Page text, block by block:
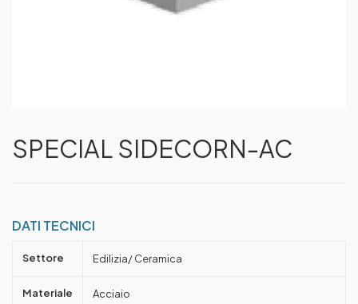
SPECIAL SIDECORN-AC
DATI TECNICI
Settore Edilizia/ Ceramica
Materiale Acciaio